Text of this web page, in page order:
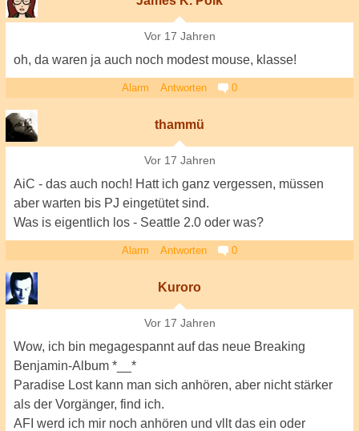
Vor 17 Jahren
oh, da waren ja auch noch modest mouse, klasse!
Alarm Antworten 0
thammü
Vor 17 Jahren
AiC - das auch noch! Hatt ich ganz vergessen, müssen
aber warten bis PJ eingetütet sind.
Was is eigentlich los - Seattle 2.0 oder was?
Alarm Antworten 0
Kuroro
Vor 17 Jahren
Wow, ich bin megagespannt auf das neue Breaking
Benjamin-Album *__*
Paradise Lost kann man sich anhören, aber nicht stärker
als der Vorgänger, find ich.
AFI werd ich mir noch anhören und vllt das ein oder